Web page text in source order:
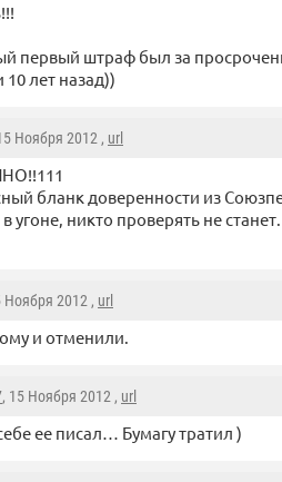
первый штраф был за
лет назад))
Ноября 2012 , url
бланк доверенности из
угоне, никто проверять не станет.
Ноября 2012 , url
и отменили.
, 15 Ноября 2012 , url
ее писал… Бумагу тратил )